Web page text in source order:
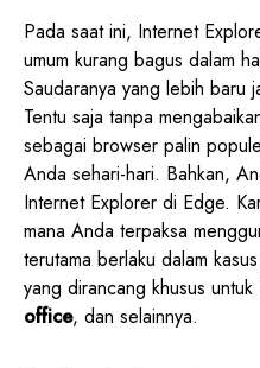
Pada saat ini, Internet
umum kurang bagus dalam
Saudaranya yang lebih baru
Tentu saja tanpa
sebagai browser palin
Anda sehari-hari. Bahkan,
Internet Explorer di Edge.
mana Anda terpaksa
terutama berlaku dalam
yang dirancang khusus
office, dan selainnya.